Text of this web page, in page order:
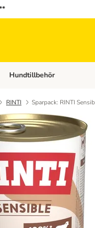
Open category menu:
Hundtillbehör
RINTI Sparpack: RINTI